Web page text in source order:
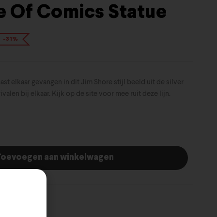
Of Comics Statue
-31%
elkaar gevangen in dit Jim Shore stijl beeld uit de silver
bij elkaar. Kijk op de site voor mee ruit deze lijn.
aan winkelwagen